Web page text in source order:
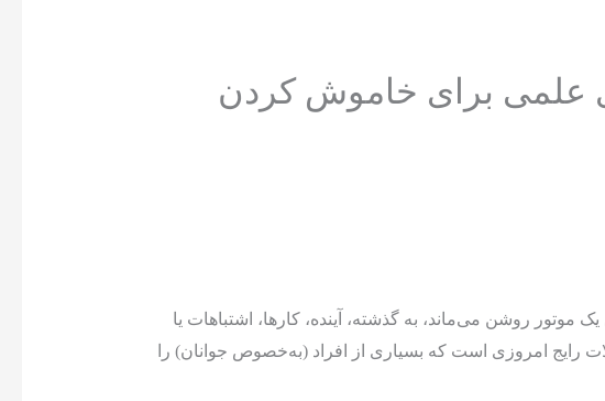
علمی برای خاموش کردن
روشن می‌ماند، به گذشته، آینده، کارها، اشتباهات یا
رایج امروزی است که بسیاری از افراد (به‌خصوص جوانان) را